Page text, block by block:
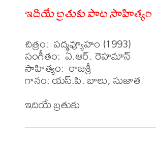
ఇదియే బ్రతుకు పాట సాహిత్యం
చిత్రం:  పద్మవ్యూహం (1993)
సంగీతం:  ఏ.ఆర్. రెహమాన్
సాహిత్యం:  రాజశ్రీ
గానం: యస్.పి. బాలు, సుజాత